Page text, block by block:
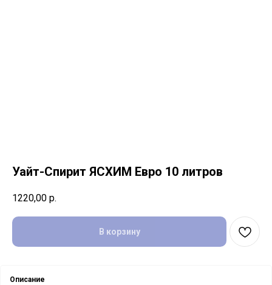
Уайт-Спирит ЯСХИМ Евро 10 литров
1220,00 р.
В корзину
Описание